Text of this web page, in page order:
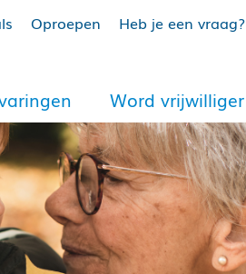
Oproepen Heb je een vraag?
Word vrijwilliger